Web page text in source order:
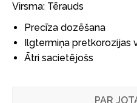
Virsma: Tērauds
Precīza dozēšana
Ilgtermiņa pretkorozijas
Ātri sacietējošs
PAR